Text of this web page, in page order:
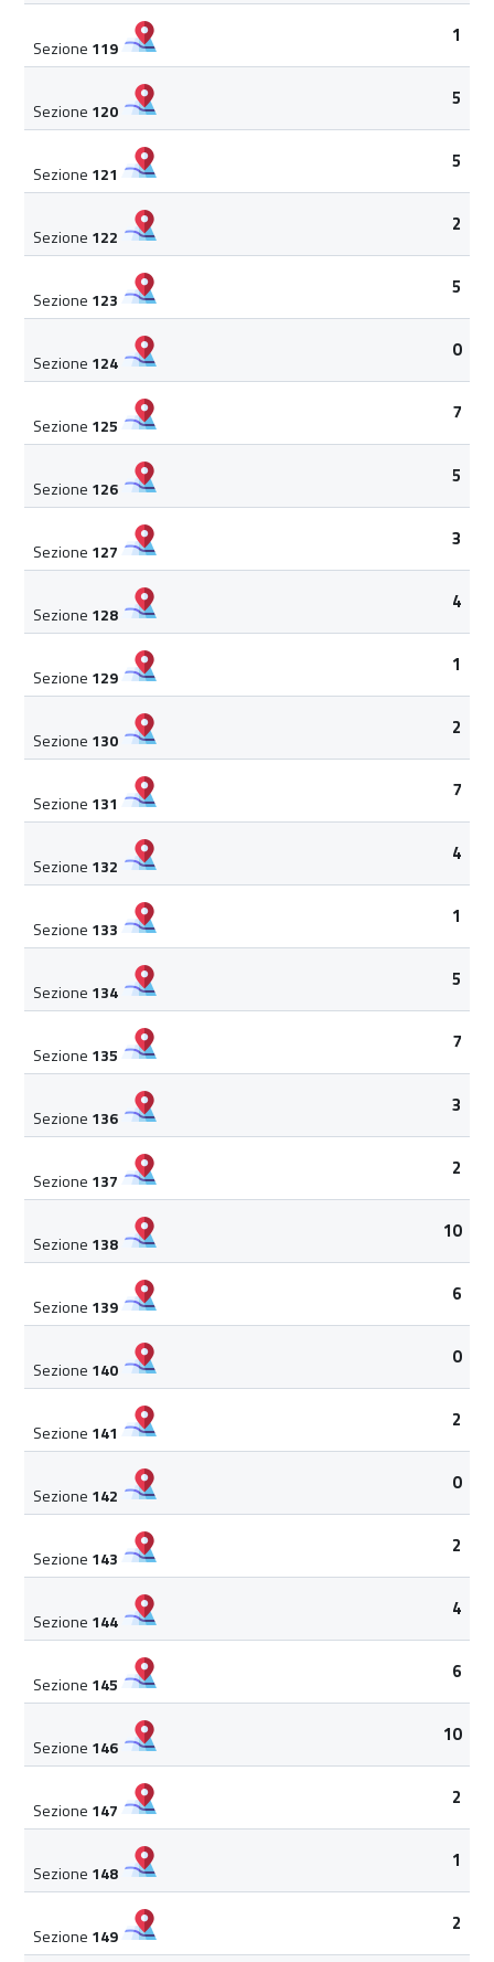
Sezione 119
1
Sezione 120
5
Sezione 121
5
Sezione 122
2
Sezione 123
5
Sezione 124
0
Sezione 125
7
Sezione 126
5
Sezione 127
3
Sezione 128
4
Sezione 129
1
Sezione 130
2
Sezione 131
7
Sezione 132
4
Sezione 133
1
Sezione 134
5
Sezione 135
7
Sezione 136
3
Sezione 137
2
Sezione 138
10
Sezione 139
6
Sezione 140
0
Sezione 141
2
Sezione 142
0
Sezione 143
2
Sezione 144
4
Sezione 145
6
Sezione 146
10
Sezione 147
2
Sezione 148
1
Sezione 149
2